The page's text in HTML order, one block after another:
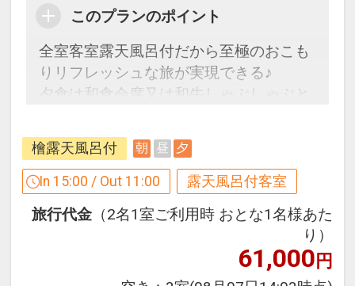
このプランのポイント
全室客室露天風呂付だから至極のおこも
りリフレッシュな旅が実現できる♪
夕食は和食会席又は和牛しゃぶしゃぶと
ここがポイント！
●3つの貸切風呂が空いていれば滞在中何
●ウェルカムドリンク付（セルフサービ
●おひとり様ごと、お部屋にバスタオル
檜露天風呂付 朝 昼 夕
In 15:00 / Out 11:00 露天風呂付客室
旅行代金 （2名1室ご利用時 おとな1名様あた
り）
61,000円